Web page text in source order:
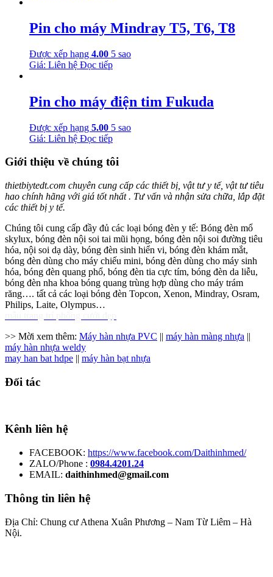
Pin cho máy Mindray T5, T6, T8
Được xếp hạng 4.00 5 sao
Giá: Liên hệ Đọc tiếp
Pin cho máy điện tim Fukuda
Được xếp hạng 5.00 5 sao
Giá: Liên hệ Đọc tiếp
Giới thiệu về chúng tôi
thietbiytedt.com chuyên cung cấp các thiết bị, vật tư y tế, vật tư tiêu
hao chính hãng với giá tốt nhất . Tư vấn và nhận sửa chữa, lắp đặt
các thiết bị y tế.
Chúng tôi cung cấp đầy đủ các loại bóng đèn y tế: Bóng đèn mổ
skylux, bóng đèn nội soi tai mũi họng, bóng đèn nội soi đường tiêu
hóa, nội soi dạ dày, bóng đèn sinh hiển vi, bóng đèn khám mắt,
bóng đèn dùng cho máy chiếu mini, bóng đèn dùng cho máy sinh
hóa, bóng đèn quang phổ, bóng đèn tia cực tím, bóng đèn da liễu,
bóng đèn nha khoa bóng quang trùng hợp dùng cho máy trám
răng…. tất cả các loại bóng đèn Topcon, Xenon, Mindray, Osram,
Philips, Laite, Olympus…
>> Mời xem thêm: Máy hàn nhựa PVC || máy hàn màng nhựa ||
máy hàn nhựa weldy
may han bat hdpe || máy hàn bạt nhựa
Đối tác
Kênh liên hệ
FACEBOOK: https://www.facebook.com/Daithinhmed/
ZALO/Phone : 0984.4201.24
EMAIL: daithinhmed@gmail.com
Thông tin liên hệ
Địa Chỉ: Chung cư Athena Xuân Phương – Nam Từ Liêm – Hà
Nội.